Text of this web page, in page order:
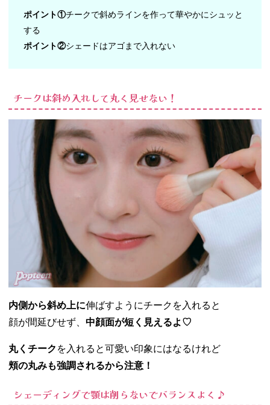
ポイント①チークで斜めラインを作って華やかにシュッと
する
ポイント②シェードはアゴまで入れない
チークは斜め入れして丸く見せない！
内側から斜め上に伸ばすようにチークを入れると
顔が間延びせず、 中顔面が短く見えるよ♡
丸くチーク を入れると可愛い印象にはなるけれど
頬の丸みも強調されるから注意！
シェーディングで顎は削らないでバランスよく♪